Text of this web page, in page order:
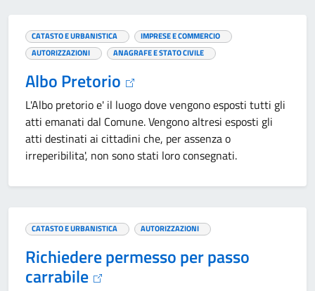
CATASTO E URBANISTICA
IMPRESE E COMMERCIO
AUTORIZZAZIONI
ANAGRAFE E STATO CIVILE
Albo Pretorio
L'Albo pretorio e' il luogo dove vengono esposti tutti gli
atti emanati dal Comune. Vengono altresi esposti gli
atti destinati ai cittadini che, per assenza o
irreperibilita', non sono stati loro consegnati.
CATASTO E URBANISTICA AUTORIZZAZIONI
Richiedere permesso per passo
carrabile